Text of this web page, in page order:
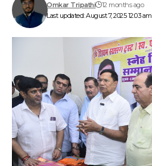
Last updated: August 7, 2025 12:03 am
Omkar Tripathi 12 months ago